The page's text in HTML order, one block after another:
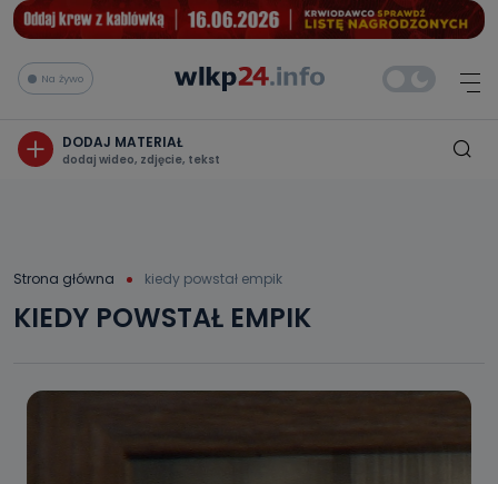
Na żywo
DODAJ MATERIAŁ
dodaj wideo, zdjęcie, tekst
Strona główna kiedy powstał empik
KIEDY POWSTAŁ EMPIK